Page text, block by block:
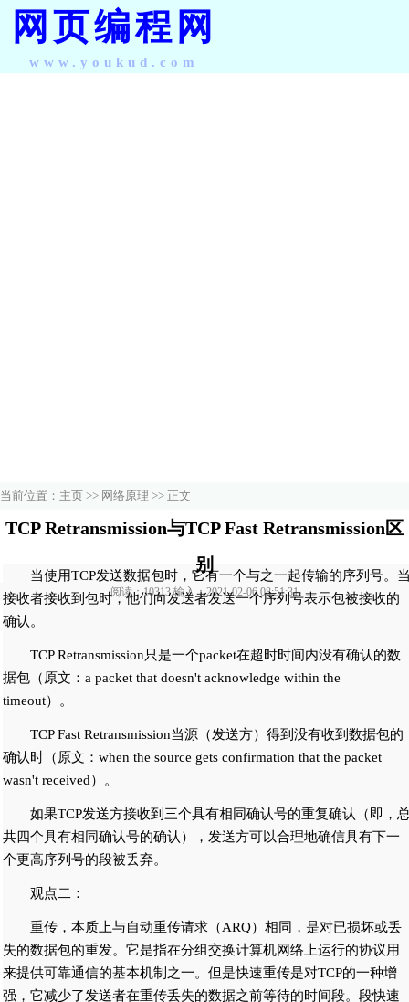
网页编程网
www.youkud.com
当前位置： 主页 >> 网络原理 >> 正文
TCP Retransmission与TCP Fast Retransmission区
别
阅读：10313 输入：2021-02-06 08:51:31
当使用TCP发送数据包时，它有一个与之一起传输的序列号。
接收者接收到包时，他们向发送者发送一个序列号表示包被接收的
确认。
TCP Retransmission只是一个packet在超时时间内没有确认的数
据包（原文：a packet that doesn't acknowledge within the
timeout）。
TCP Fast Retransmission当源（发送方）得到没有收到数据包的
确认时（原文：when the source gets confirmation that the packet
wasn't received）。
如果TCP发送方接收到三个具有相同确认号的重复确认（即，
共四个具有相同确认号的确认），发送方可以合理地确信具有下一
个更高序列号的段被丢弃。
观点二：
重传，本质上与自动重传请求（ARQ）相同，是对已损坏或丢
失的数据包的重发。它是指在分组交换计算机网络上运行的协议用
来提供可靠通信的基本机制之一。但是快速重传是对TCP的一种增
强，它减少了发送者在重传丢失的数据之前等待的时间段。段快速